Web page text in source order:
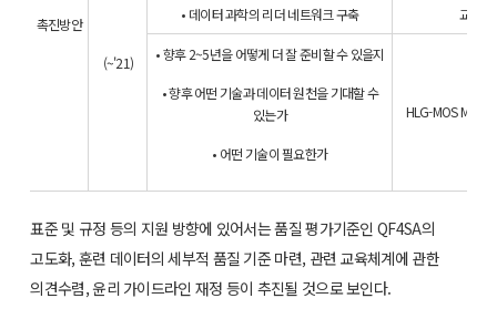
촉진방안
(~'21)
• 데이터 과학의 리더 네트워크 구축 교육
• 향후 2~5년을 어떻게 더 잘 준비할 수 있을지
• 향후 어떤 기술과 데이터 원천을 기대할 수
있는가
• 어떤 기술이 필요한가
HLG-MOS ML 프
표준 및 규정 등의 지원 방향에 있어서는 품질 평가기준인 QF4SA의
고도화, 훈련 데이터의 세부적 품질 기준 마련, 관련 교육체계에 관한
의견수렴, 윤리 가이드라인 재정 등이 추진될 것으로 보인다.